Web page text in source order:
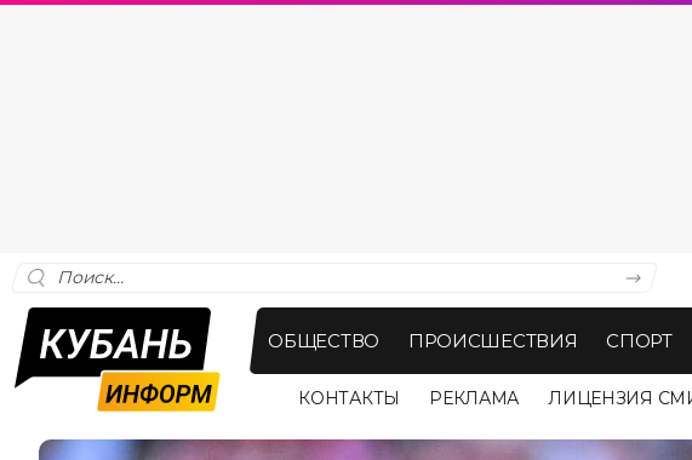
ОБЩЕСТВО ПРОИСШЕСТВИЯ СПОРТ
КОНТАКТЫ РЕКЛАМА ЛИЦЕНЗИЯ